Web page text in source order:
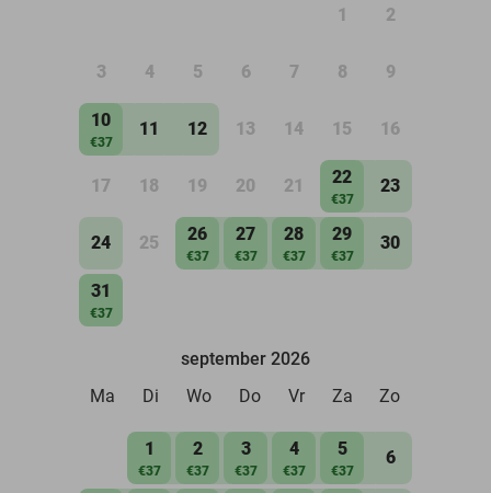
1 2
3 4 5 6 7 8 9
10
€37
11 12 13 14 15 16
17 18 19 20 21 22
€37
23
24 25 26
€37
27
€37
28
€37
29
€37
30
31
€37
september 2026
Ma
Di Wo Do Vr Za Zo
1
€37
2
€37
3
€37
4
€37
5
€37
6